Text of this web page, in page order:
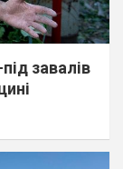
завалів